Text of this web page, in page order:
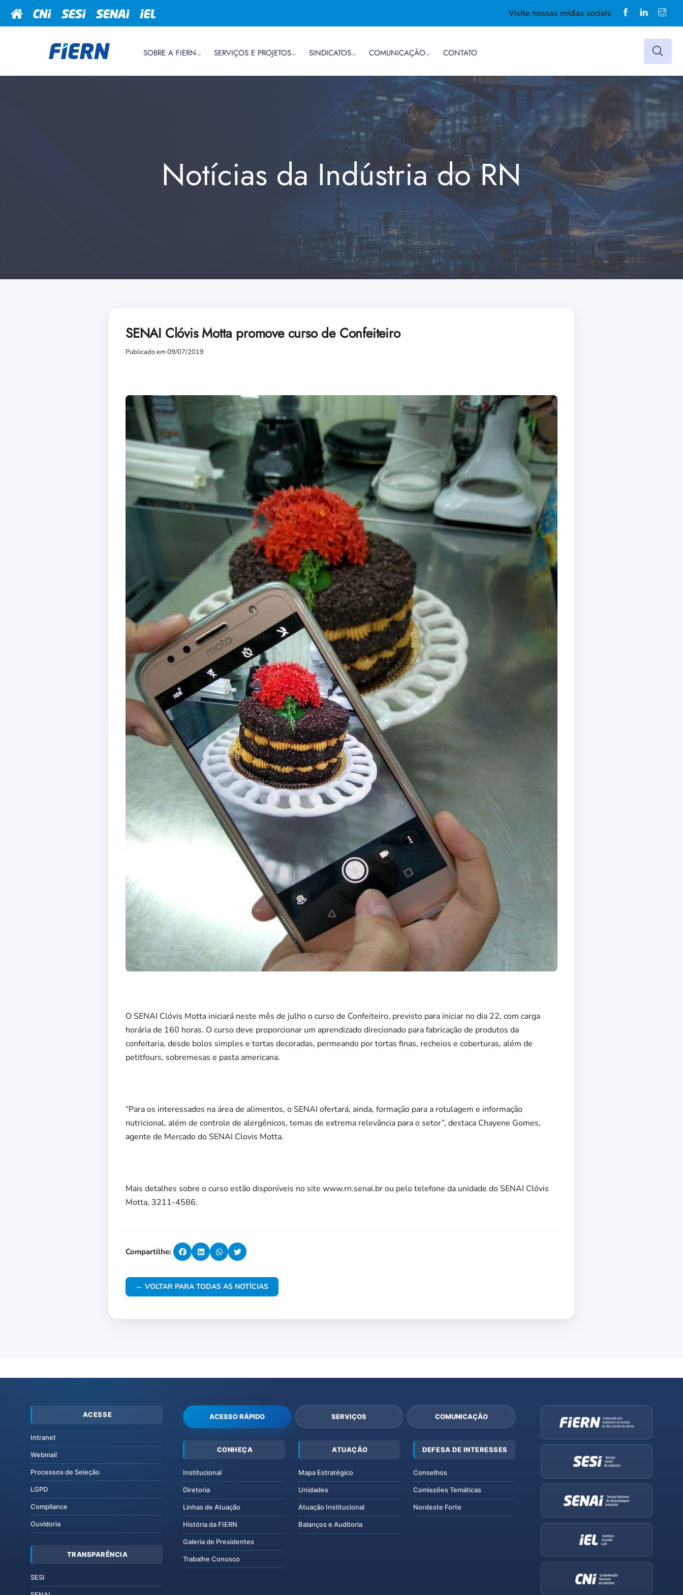
Visite nossas mídias sociais
SOBRE A FIERN SERVIÇOS E PROJETOS SINDICATOS COMUNICAÇÃO CONTATO
Notícias da Indústria do RN
SENAI Clóvis Motta promove curso de Confeiteiro
Publicado em 09/07/2019
O SENAI Clóvis Motta iniciará neste mês de julho o curso de Confeiteiro, previsto para iniciar no dia 22, com carga
horária de 160 horas. O curso deve proporcionar um aprendizado direcionado para fabricação de produtos da
confeitaria, desde bolos simples e tortas decoradas, permeando por tortas finas, recheios e coberturas, além de
petitfours, sobremesas e pasta americana.
“Para os interessados na área de alimentos, o SENAI ofertará, ainda, formação para a rotulagem e informação
nutricional, além de controle de alergênicos, temas de extrema relevância para o setor”, destaca Chayene Gomes,
agente de Mercado do SENAI Clovis Motta.
Mais detalhes sobre o curso estão disponíveis no site www.rn.senai.br ou pelo telefone da unidade do SENAI Clóvis
Motta, 3211-4586.
Compartilhe:
← VOLTAR PARA TODAS AS NOTÍCIAS
ACESSE
Intranet
Webmail
Processos de Seleção
LGPD
Compliance
Ouvidoria
TRANSPARÊNCIA
SESI
ACESSO RÁPIDO SERVIÇOS COMUNICAÇÃO
CONHEÇA
Institucional
Diretoria
Linhas de Atuação
História da FIERN
Galeria de Presidentes
Trabalhe Conosco
ATUAÇÃO
Mapa Estratégico
Unidades
Atuação Institucional
Balanços e Auditoria
DEFESA DE INTERESSES
Conselhos
Comissões Temáticas
Nordeste Forte